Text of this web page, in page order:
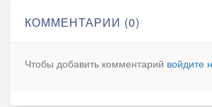
КОММЕНТАРИИ (0)
Чтобы добавить комментарий войдите